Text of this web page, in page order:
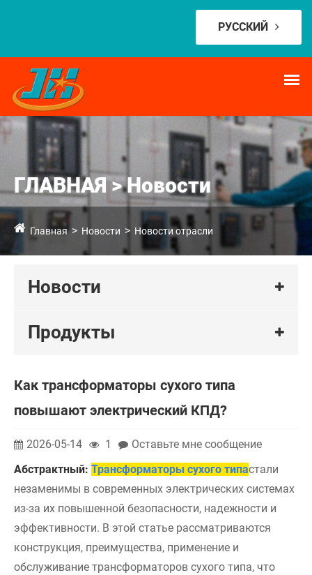
РУССКИЙ
ГЛАВНАЯ > Новости
Главная Новости Новости отрасли
Новости
Продукты
Как трансформаторы сухого типа
повышают электрический КПД?
2026-05-14 1
Оставьте мне сообщение
Абстрактный: Трансформаторы сухого типастали
незаменимы в современных электрических системах
из-за их повышенной безопасности, надежности и
эффективности. В этой статье рассматриваются
конструкция, преимущества, применение и
обслуживание трансформаторов сухого типа, что